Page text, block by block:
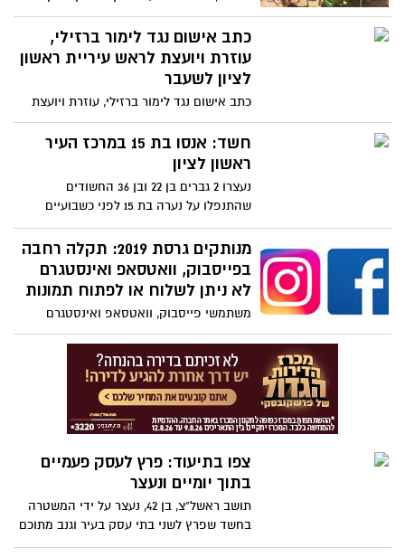
בזכות החלטה חדשה של מחזיק תיק החופים
עידן מזרחי תקבלו הנחות בחוף גם אם אתם
מתגוררים בעיר אחרת. ומה המחירים? כל
הפרטים לפניכם
כתב אישום נגד לימור ברזילי,
עוזרת ויועצת לראש עיריית ראשון
לציון לשעבר
כתב אישום נגד לימור ברזילי, עוזרת ויועצת
לראש עיריית ראשון לציון לשעבר, במסגרת
פרשת פינוי מוקשים, בגין מרמה והפרת
אמונים. כתב האישום הוגש במסגרת הסדר
חשד: אנסו בת 15 במרכז העיר
ראשון לציון
נעצרו 2 גברים בן 22 ובן 36 החשודים
שהתנפלו על נערה בת 15 לפני כשבועיים
במרכז ראשון לציון, הכו אותה ואנסו אותה.
מנותקים גרסת 2019: תקלה רחבה
בפייסבוק, וואטסאפ ואינסטגרם
לא ניתן לשלוח או לפתוח תמונות
משתמשי פייסבוק, וואטסאפ ואינסטגרם
בישראל ובמדינות אחרות מדווחים משעות
אחר הצהריים של יום רביעי על תקלות
בשירותים אלו. הגולשים מדווחים כי לא ניתן
לפתוח תמונות בוואטסאפ ובאינסטגרם,
וחלקם מוסיפים כי הם אף לא מצליחים
להתחבר כלל לשירותים אלו
צפו בתיעוד: פרץ לעסק פעמיים
בתוך יומיים ונעצר
תושב ראשל"צ, בן 42, נעצר על ידי המשטרה
בחשד שפרץ לשני בתי עסק בעיר וגנב מתוכם
רכוש. צפו בתיעוד ממצלמות האבטחה